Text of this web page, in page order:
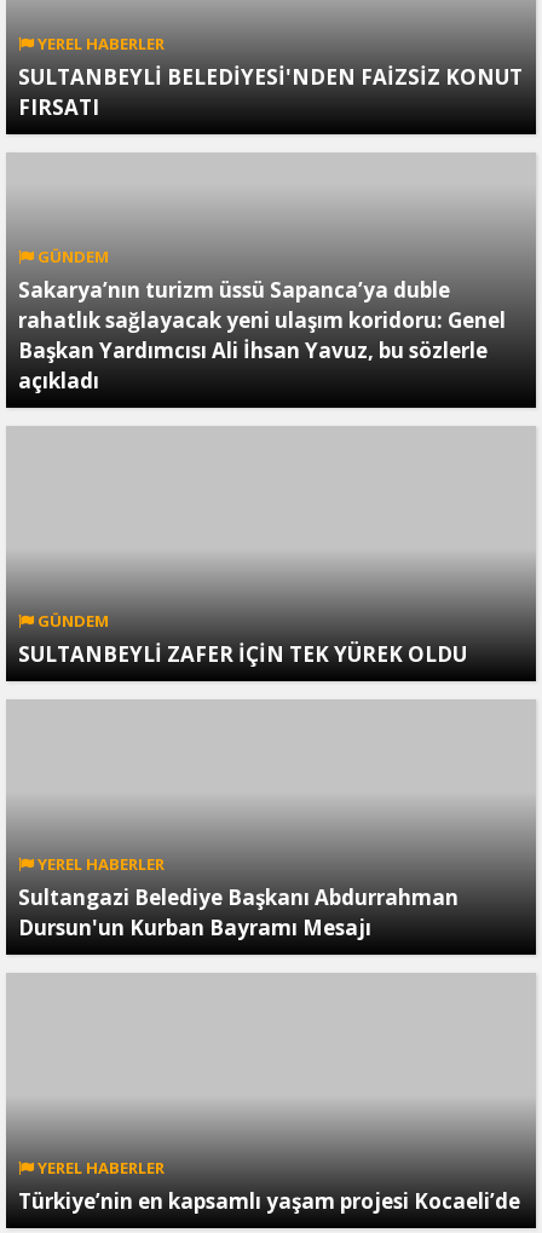
YEREL HABERLER
SULTANBEYLİ BELEDİYESİ'NDEN FAİZSİZ KONUT
FIRSATI
GÜNDEM
Sakarya’nın turizm üssü Sapanca’ya duble
rahatlık sağlayacak yeni ulaşım koridoru: Genel
Başkan Yardımcısı Ali İhsan Yavuz, bu sözlerle
açıkladı
GÜNDEM
SULTANBEYLİ ZAFER İÇİN TEK YÜREK OLDU
YEREL HABERLER
Sultangazi Belediye Başkanı Abdurrahman
Dursun'un Kurban Bayramı Mesajı
YEREL HABERLER
Türkiye’nin en kapsamlı yaşam projesi Kocaeli’de